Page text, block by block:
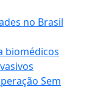
no Brasil
biomédicos
Sem